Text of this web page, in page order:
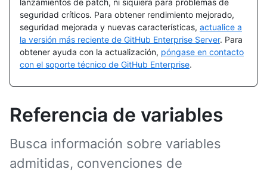
lanzamientos de patch, ni siquiera para problemas de
seguridad críticos. Para obtener rendimiento mejorado,
seguridad mejorada y nuevas características, actualice a
la versión más reciente de GitHub Enterprise Server. Para
obtener ayuda con la actualización, póngase en contacto
con el soporte técnico de GitHub Enterprise.
Referencia de variables
Busca información sobre variables
admitidas, convenciones de